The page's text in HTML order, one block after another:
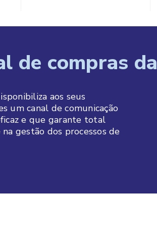
de compras da
aos seus
um canal de comunicação
e que garante total
gestão dos processos de